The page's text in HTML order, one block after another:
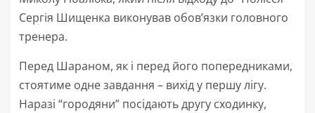
Сергія Шищенка виконував обов’язки головного
тренера.
Перед Шараном, як і перед його попередниками,
стоятиме одне завдання – вихід у першу лігу.
Наразі “городяни” посідають другу сходинку,